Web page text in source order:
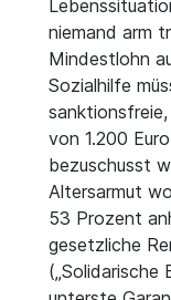
niemand arm
Mindestlohn
Sozialhilfe
von 1.200
bezuschusst
Altersarmut
53 Prozent
gesetzliche
(„Solidarische